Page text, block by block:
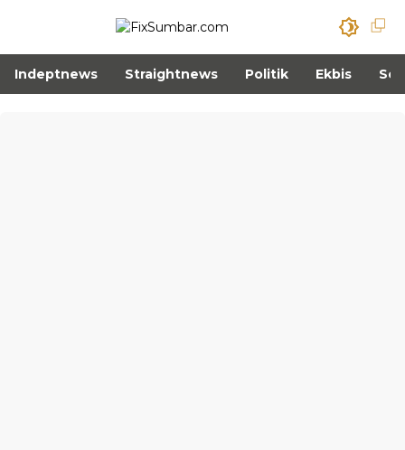
Indeptnews Straightnews Politik Ekbis